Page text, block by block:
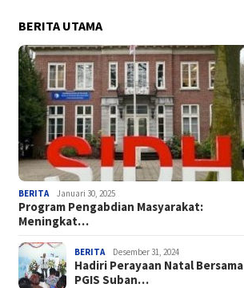
BERITA UTAMA
BERITA Januari 30, 2025
Program Pengabdian Masyarakat:
Meningkat…
BERITA Desember 31, 2024
Hadiri Perayaan Natal Bersama
PGIS Suban…